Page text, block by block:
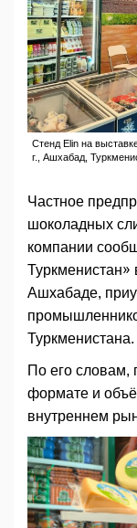
Стенд Elin на
г., Ашхабад,
Частное
шоколадных
компании
Туркменистан»
Ашхабаде,
Туркменистана.
По его словам,
формате и
внутреннем